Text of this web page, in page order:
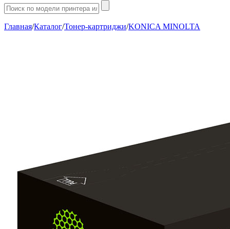
Главная/Каталог/Тонер-картриджи/KONICA MINOLTA